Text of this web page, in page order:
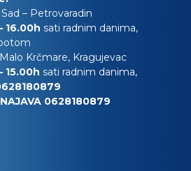
– Petrovaradin
16.00h sati radnim danima,
Krčmare, Kragujevac
15.00h sati radnim danima,
0628180879